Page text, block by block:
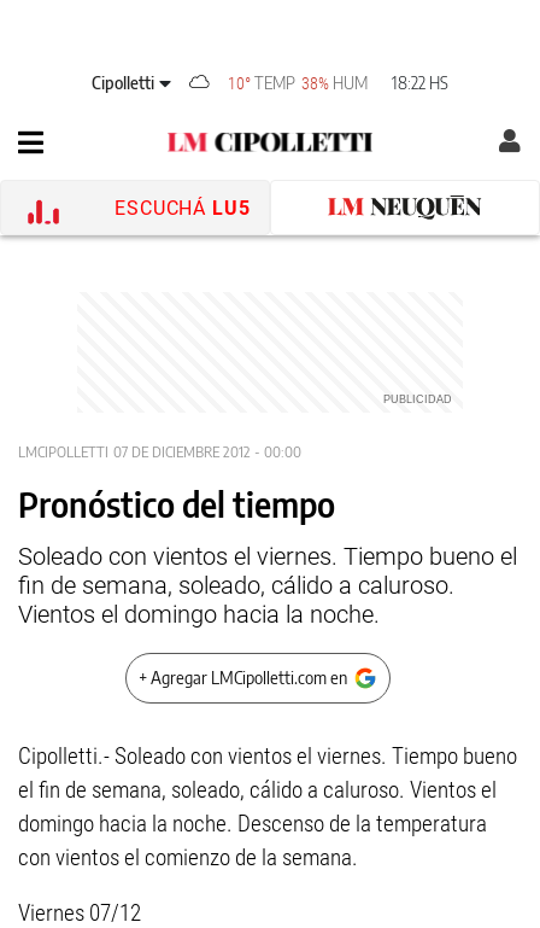
Cipolletti 10° TEMP 38% HUM 18:22 HS
ESCUCHÁ LU5
LMCIPOLLETTI 07 DE DICIEMBRE 2012 - 00:00
Pronóstico del tiempo
Soleado con vientos el viernes. Tiempo bueno el
fin de semana, soleado, cálido a caluroso.
Vientos el domingo hacia la noche.
+ Agregar LMCipolletti.com en
Cipolletti.- Soleado con vientos el viernes. Tiempo bueno
el fin de semana, soleado, cálido a caluroso. Vientos el
domingo hacia la noche. Descenso de la temperatura
con vientos el comienzo de la semana.
Viernes 07/12